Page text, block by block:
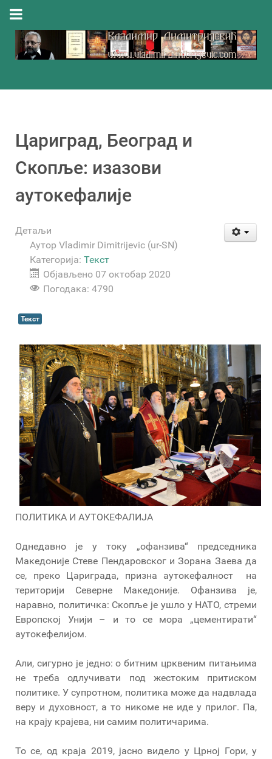
Цариград, Београд и
Скопље: изазови
аутокефалије
Детаљи
Аутор Vladimir Dimitrijevic (ur-SN)
Категорија: Текст
Објављено 07 октобар 2020
Погодака: 4790
Текст
ПОЛИТИКА И АУТОКЕФАЛИЈА
Однедавно је у току „офанзива“ председника
Македоније Стеве Пендаровског и Зорана Заева да
се, преко Цариграда, призна аутокефалност на
територији Северне Македоније. Офанзива је,
наравно, политичка: Скопље је ушло у НАТО, стреми
Европској Унији – и то се мора „цементирати“
аутокефелијом.
Али, сигурно је једно: о битним црквеним питањима
не треба одлучивати под жестоким притиском
политике. У супротном, политика може да надвлада
веру и духовност, а то никоме не иде у прилог. Па,
на крају крајева, ни самим политичарима.
То се, од краја 2019, јасно видело у Црној Гори, у